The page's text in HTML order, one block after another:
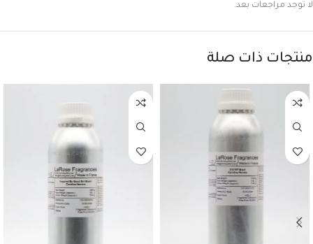
لا توجد مراجعات بعد.
منتجات ذات صلة